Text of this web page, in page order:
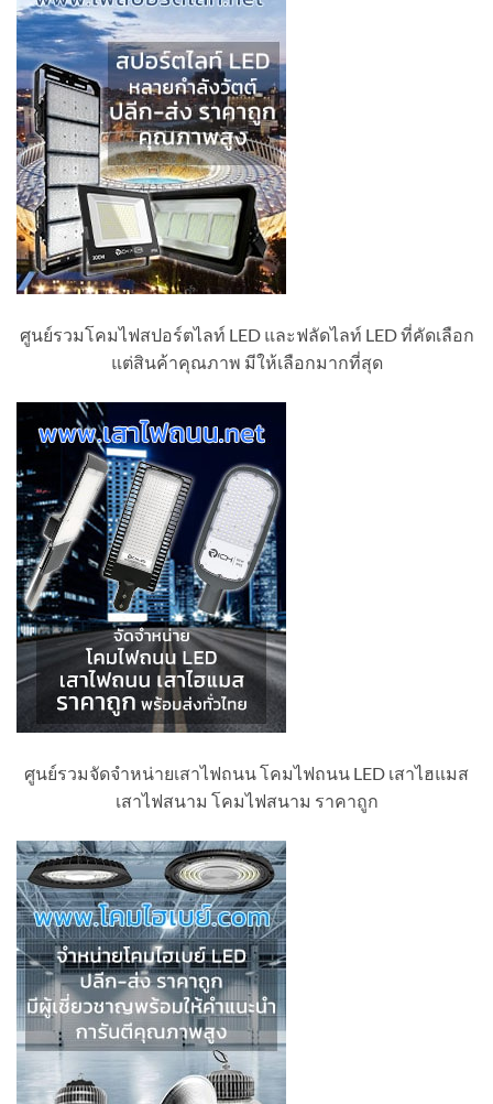
ศูนย์รวมโคมไฟสปอร์ตไลท์ LED และฟลัดไลท์ LED ที่คัดเลือก
แต่สินค้าคุณภาพ มีให้เลือกมากที่สุด
ศูนย์รวมจัดจำหน่ายเสาไฟถนน โคมไฟถนน LED เสาไฮแมส
เสาไฟสนาม โคมไฟสนาม ราคาถูก